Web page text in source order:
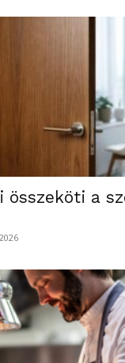
összeköti a